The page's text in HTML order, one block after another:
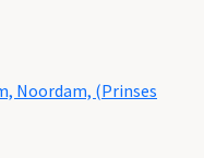
Noordam, (Prinses